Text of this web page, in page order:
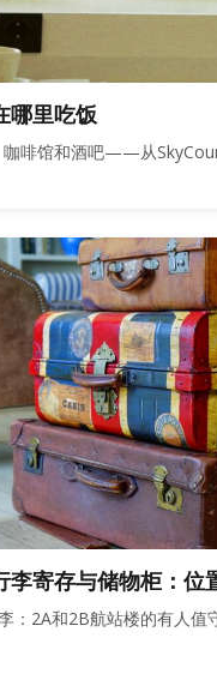
哪里吃饭
啡馆和酒吧——从
李寄存与储物柜：位
：2A和2B航站楼的有人值